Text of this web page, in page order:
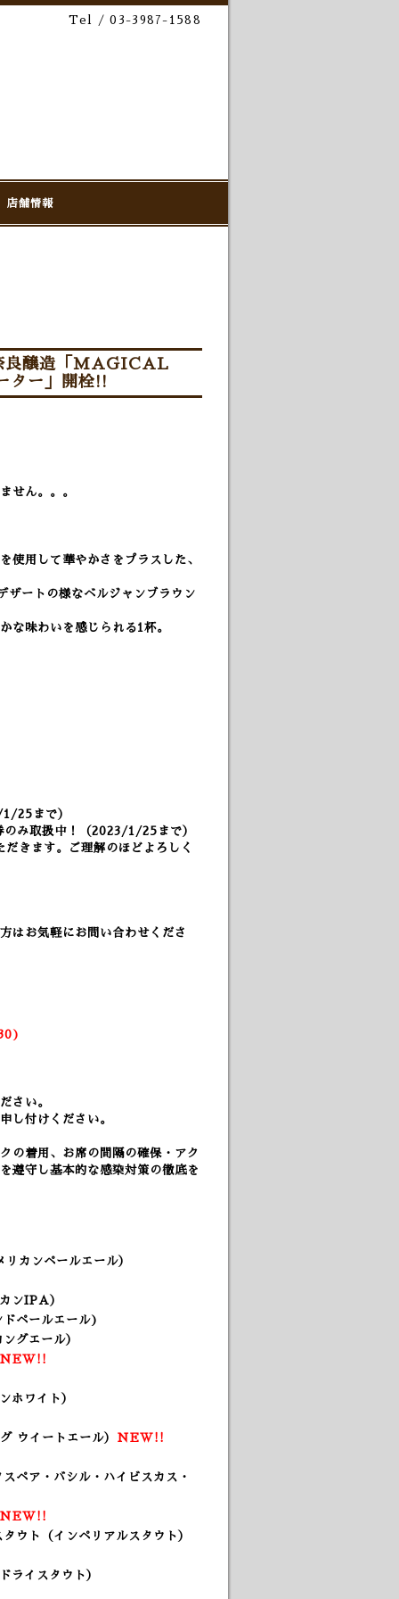
Tel / 03-3987-1588
店舗情報
良醸造「MAGICAL
ター」開栓!!
せん。。。
使用して華やかさをプラスした、
ートの様なベルジャンブラウン
な味わいを感じられる1杯。
25まで）
み取扱中！（2023/1/25まで）
だきます。ご理解のほどよろしく
はお気軽にお問い合わせくださ
0)
さい。
し付けください。
の着用、 お席の間隔の確保・アク
遵守し基本的な感染対策の徹底を
カンペールエール）
ンIPA）
ペールエール)
グエール）
NEW!!
ホワイト）
ウイートエール） NEW!!
ペア・バシル・ハイビスカス・
NEW!!
ウト（インペリアルスタウト）
ライスタウト）